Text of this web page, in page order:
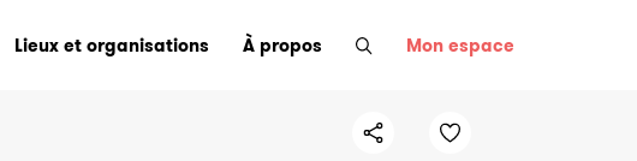
Lieux et organisations À propos Mon espace